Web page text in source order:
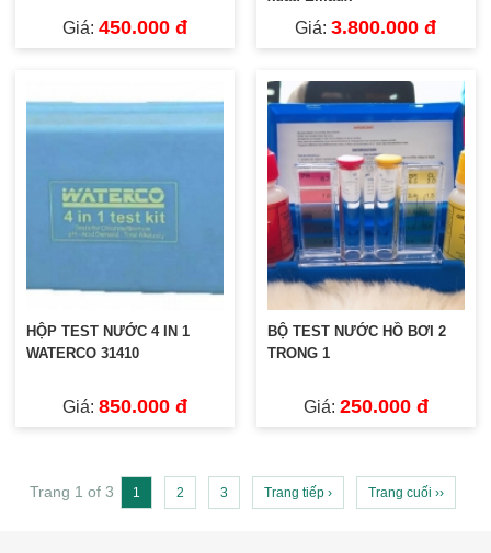
Giá:450.000 đ Giá:3.800.000 đ
HỘP TEST NƯỚC 4 IN 1
WATERCO 31410
Giá:850.000 đ
BỘ TEST NƯỚC HỒ BƠI 2
TRONG 1
Giá: 250.000 đ
Trang 1 of 3 1 2 3 Trang tiếp › Trang cuối ››